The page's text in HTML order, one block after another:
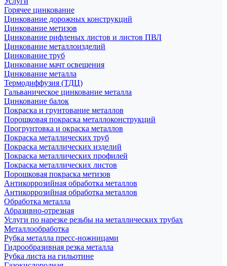
Горячее цинкование
Цинкование дорожных конструкций
Цинкование метизов
Цинкование рифленых листов и листов ПВЛ
Цинкование металлоизделий
Цинкование труб
Цинкование мачт освещения
Цинкование металла
Термодиффузия (ТДЦ)
Гальваническое цинкование металла
Цинкование балок
Покраска и грунтование металлов
Порошковая покраска металлоконструкций
Прогрунтовка и окраска металлов
Покраска металлических труб
Покраска металлических изделий
Покраска металлических профилей
Покраска металлических листов
Порошковая покраска метизов
Антикоррозийная обработка металлов
Антикоррозийная обработка металлов
Обработка металла
Абразивно-отрезная
Услуги по нарезке резьбы на металлических трубах
Металлообработка
Рубка металла пресс-ножницами
Гидрообразивная резка металла
Рубка листа на гильотине